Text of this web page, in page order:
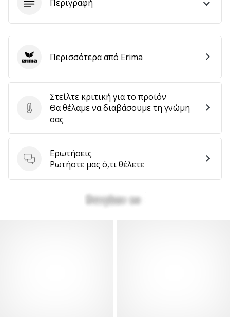
Περιγραφή
Στείλτε κριτική για το προϊόν
Στείλτε κριτική για το προϊόν
Θα θέλαμε να διαβάσουμε τη γνώμη
σας
Ερωτήσεις
Ερωτήσεις
Ρωτήστε μας ό,τι θέλετε
ErimaΠερισσότερα από Erima